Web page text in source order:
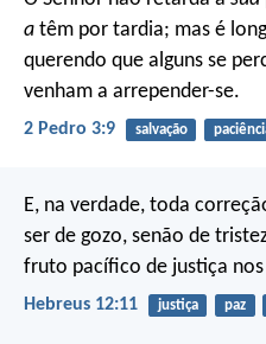
a têm por tardia; mas é
querendo que alguns se
venham a arrepender-se.
2 Pedro 3:9 salvação
E, na verdade, toda
ser de gozo, senão de
fruto pacífico de justiça
Hebreus 12:11 justiça paz